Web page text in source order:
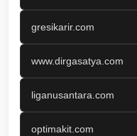
gresikarir.com
www.dirgasatya.com
liganusantara.com
optimakit.com